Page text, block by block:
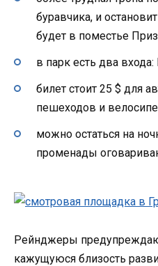
буравчика, и
будет в поместье
в парк есть два
билет стоит 25 $ для
пешеходов и
можно остаться на
променады
Рейнджеры
кажущуюся близость